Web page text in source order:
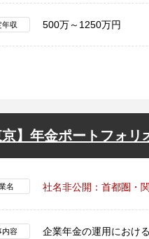
年収 500万～1250万円
京】年金ポートフォ
名 社名非公開：首都圏・
内容
企業年金の運用におけ